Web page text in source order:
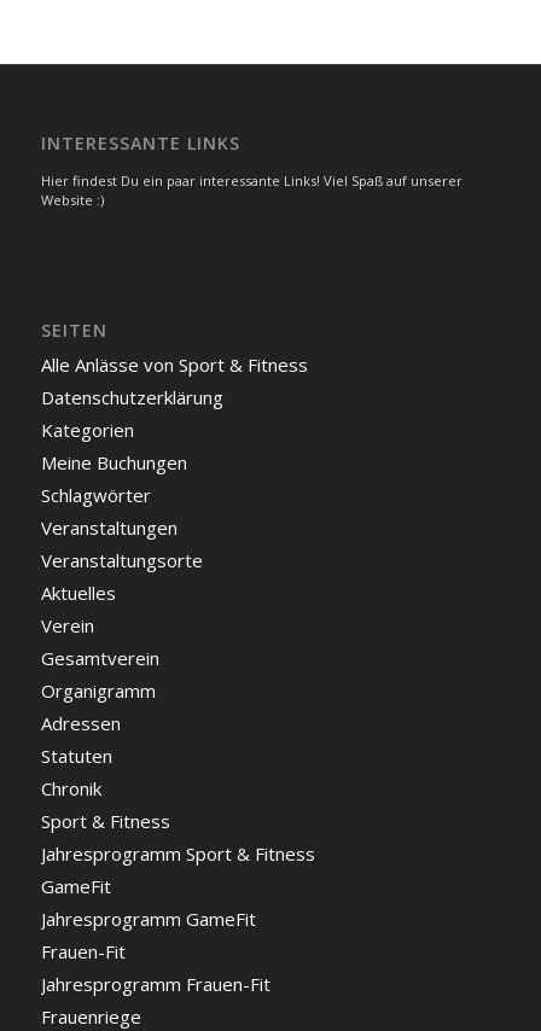
INTERESSANTE LINKS
Hier findest Du ein paar interessante Links! Viel Spaß auf unserer
Website :)
SEITEN
Alle Anlässe von Sport & Fitness
Datenschutzerklärung
Kategorien
Meine Buchungen
Schlagwörter
Veranstaltungen
Veranstaltungsorte
Aktuelles
Verein
Gesamtverein
Organigramm
Adressen
Statuten
Chronik
Sport & Fitness
Jahresprogramm Sport & Fitness
GameFit
Jahresprogramm GameFit
Frauen-Fit
Jahresprogramm Frauen-Fit
Frauenriege